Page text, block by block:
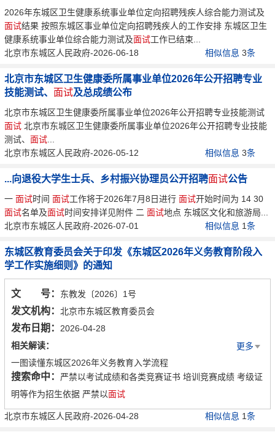
2026年东城区卫生健康系统事业单位定向招聘残疾人综合能力测试及
面试结果 按照东城区事业单位定向招聘残疾人的工作安排 东城区卫生
健康系统事业单位综合能力测试及面试工作已结束...
北京市东城区人民政府-2026-06-18
相似信息 3条
北京市东城区卫生健康委所属事业单位2026年公开招聘专业
技能测试、 面试及总成绩公布
北京市东城区卫生健康委所属事业单位2026年公开招聘专业技能测试
面试 北京市东城区卫生健康委所属事业单位2026年公开招聘专业技能
测试、 面试...
北京市东城区人民政府-2026-05-12
相似信息 3条
...向退役大学生士兵、乡村振兴协理员公开招聘面试公告
一 面试时间 面试工作将于2026年7月8日进行 面试开始时间为 14 30
面试名单及面试时间安排详见附件 二 面试地点 东城区文化和旅游局...
北京市东城区人民政府-2026-07-01
相似信息 1条
东城区教育委员会关于印发《东城区2026年义务教育阶段入
学工作实施细则》的通知
文 号： 东教发〔2026〕1号
发文机构： 北京市东城区教育委员会
发布日期： 2026-04-28
相关解读：
更多
一图读懂东城区2026年义务教育入学流程
东城区2026年义务教育入学问答
搜索命中： 严禁以考试成绩和各类竞赛证书 培训竞赛成绩 考级证
明等作为招生依据 严禁以面试
北京市东城区人民政府-2026-04-28 相似信息 1条